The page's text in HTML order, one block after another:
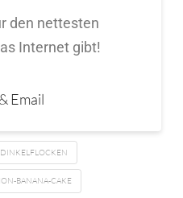
den nettesten
Internet gibt!
Email
DINKELFLOCKEN
BANANA-CAKE